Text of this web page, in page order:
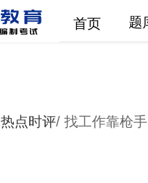
首页 题
热点时评/ 找工作靠枪